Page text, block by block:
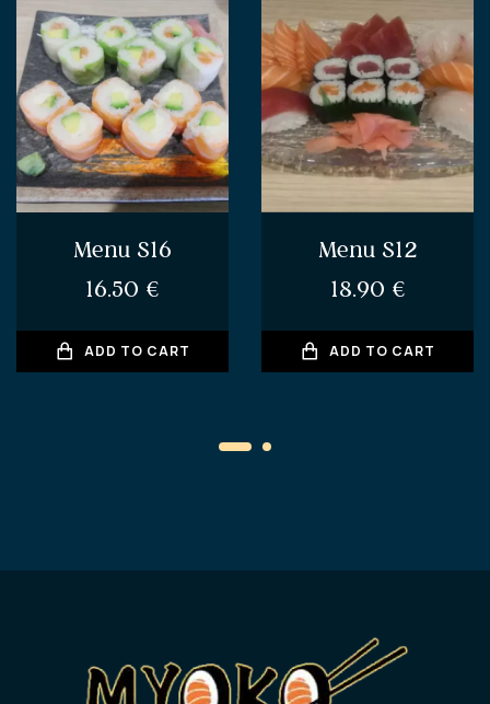
Menu S16
16.50 €
ADD TO CART
Menu S12
18.90 €
ADD TO CART